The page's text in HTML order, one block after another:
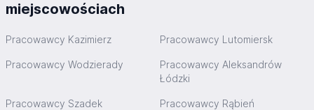
miejscowościach
Pracowawcy Kazimierz Pracowawcy Lutomiersk
Pracowawcy Wodzierady
Pracowawcy Aleksandrów
Łódzki
Pracowawcy Szadek Pracowawcy Rąbień